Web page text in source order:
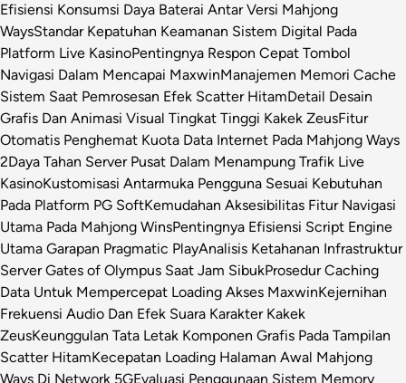
Efisiensi Konsumsi Daya Baterai Antar Versi Mahjong
WaysStandar Kepatuhan Keamanan Sistem Digital Pada
Platform Live KasinoPentingnya Respon Cepat Tombol
Navigasi Dalam Mencapai MaxwinManajemen Memori Cache
Sistem Saat Pemrosesan Efek Scatter HitamDetail Desain
Grafis Dan Animasi Visual Tingkat Tinggi Kakek ZeusFitur
Otomatis Penghemat Kuota Data Internet Pada Mahjong Ways
2Daya Tahan Server Pusat Dalam Menampung Trafik Live
KasinoKustomisasi Antarmuka Pengguna Sesuai Kebutuhan
Pada Platform PG SoftKemudahan Aksesibilitas Fitur Navigasi
Utama Pada Mahjong WinsPentingnya Efisiensi Script Engine
Utama Garapan Pragmatic PlayAnalisis Ketahanan Infrastruktur
Server Gates of Olympus Saat Jam SibukProsedur Caching
Data Untuk Mempercepat Loading Akses MaxwinKejernihan
Frekuensi Audio Dan Efek Suara Karakter Kakek
ZeusKeunggulan Tata Letak Komponen Grafis Pada Tampilan
Scatter HitamKecepatan Loading Halaman Awal Mahjong
Ways Di Network 5GEvaluasi Penggunaan Sistem Memory